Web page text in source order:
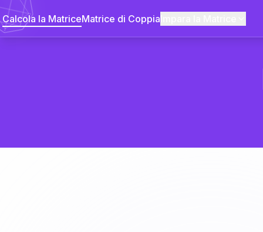
Calcola la MatriceMatrice di Coppia